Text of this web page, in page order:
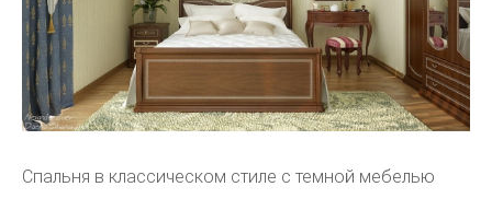
Спальня в классическом стиле с темной мебелью